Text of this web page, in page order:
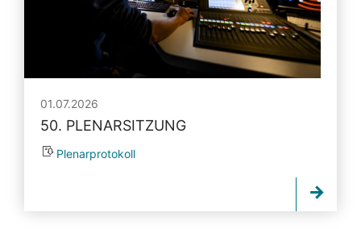
01.07.2026
50. PLENARSITZUNG
Plenarprotokoll